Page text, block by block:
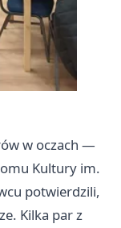
w oczach —
Kultury im.
potwierdzili,
Kilka par z